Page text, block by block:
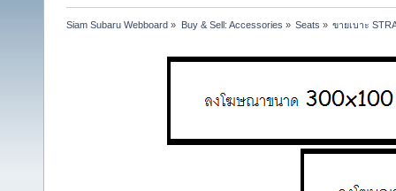
Siam Subaru Webboard » Buy & Sell: Accessories » Seats » ขายเบาะ